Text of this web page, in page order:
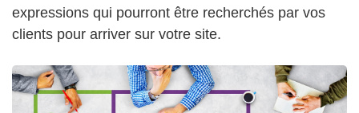
expressions qui pourront être recherchés par vos
clients pour arriver sur votre site.